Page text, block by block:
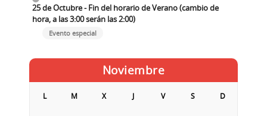
25 de Octubre - Fin del horario de Verano (cambio de
hora, a las 3:00 serán las 2:00)
Evento especial
Noviembre
L M X J V S D